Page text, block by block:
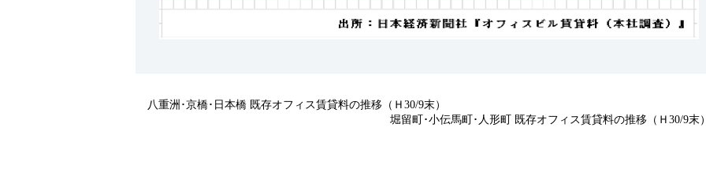
八重洲･京橋･日本橋 既存オフィス賃貸料の推移（Ｈ30/9末）
堀留町･小伝馬町･人形町 既存オフィス賃貸料の推移（Ｈ30/9末）